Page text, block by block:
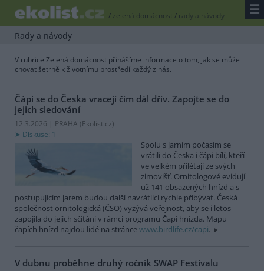
/ zelená domácnost/ rady a návody ☰
Rady a návody
V rubrice Zelená domácnost přinášíme informace o tom, jak se může
chovat šetrně k životnímu prostředí každý z nás.
Čápi se do Česka vracejí čím dál dřív. Zapojte se do
jejich sledování
12.3.2026 | PRAHA (Ekolist.cz)
Diskuse: 1
Spolu s jarním počasím se
vrátili do Česka i čápi bílí, kteří
ve velkém přilétají ze svých
zimovišť. Ornitologové evidují
už 141 obsazených hnízd a s
postupujícím jarem budou další navrátilci rychle přibývat. Česká
společnost ornitologická (ČSO) vyzývá veřejnost, aby se i letos
zapojila do jejich sčítání v rámci programu Čapí hnízda. Mapu
čapích hnízd najdou lidé na stráncewww.birdlife.cz/capi.
V dubnu proběhne druhý ročník SWAP Festivalu